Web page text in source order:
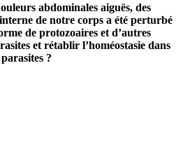
abdominales aiguës, des
de notre corps a été perturbé
de protozoaires et d’autres
et rétablir l’homéostasie dans
?